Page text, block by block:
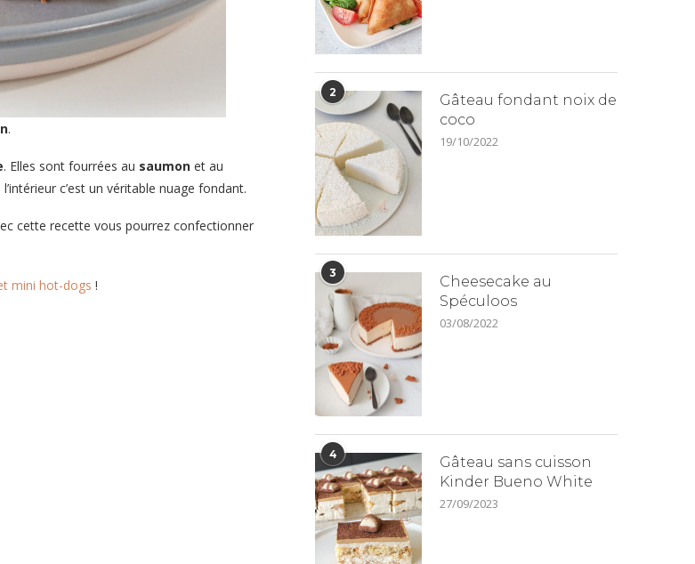
.
. Elles sont fourrées au saumon et au
c’est un véritable nuage fondant.
cette recette vous pourrez confectionner
mini hot-dogs !
2
Gâteau fondant noix de
coco
19/10/2022
3
Cheesecake au
Spéculoos
03/08/2022
4
Gâteau sans cuisson
Kinder Bueno White
27/09/2023